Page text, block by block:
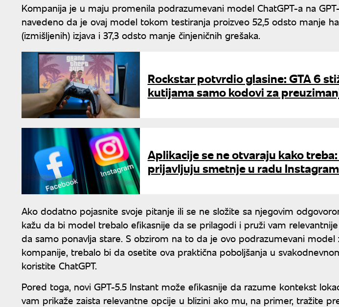
Kompanija je u maju promenila podrazumevani model ChatGPT-a na
navedeno da je ovaj model tokom testiranja proizveo 52,5 odsto manje
(izmišljenih) izjava i 37,3 odsto manje činjeničnih grešaka.
Rockstar potvrdio glasine: GTA 6
kutijama samo kodovi za
Aplikacije se ne otvaraju kako
prijavljuju smetnje u radu
Ako dodatno pojasnite svoje pitanje ili se ne složite sa njegovim
kažu da bi model trebalo efikasnije da se prilagodi i pruži vam
da samo ponavlja stare. S obzirom na to da je ovo podrazumevani model
kompanije, trebalo bi da osetite ova praktična poboljšanja u
koristite ChatGPT.
Pored toga, novi GPT-5.5 Instant može efikasnije da razume kontekst
vam prikaže zaista relevantne opcije u blizini ako mu, na primer, tražite